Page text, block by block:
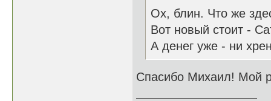
Ох, блин. Что же
Вот новый стоит -
А денег уже - ни
Спасибо Михаил! Мой